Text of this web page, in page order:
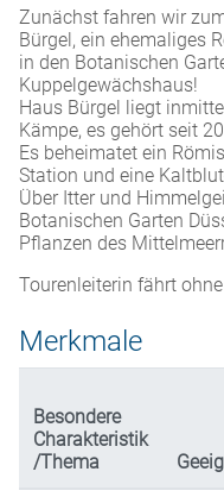
Zunächst fahren wir
Bürgel, ein ehemaliges
in den Botanischen
Kuppelgewächshaus!
Haus Bürgel liegt
Kämpe, es gehört seit
Es beheimatet ein
Station und eine
Über Itter und
Botanischen Garten
Pflanzen des
Tourenleiterin fährt
Merkmale
Besondere
Charakteristik
/Thema